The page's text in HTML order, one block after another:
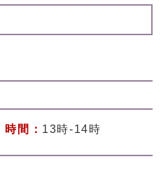
時間： 13時-14時